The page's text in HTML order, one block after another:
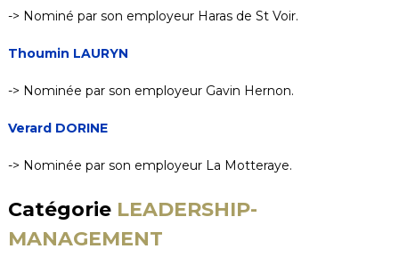
-> Nominé par son employeur Haras de St Voir.
Thoumin LAURYN
-> Nominée par son employeur Gavin Hernon.
Verard DORINE
-> Nominée par son employeur La Motteraye.
Catégorie LEADERSHIP-
MANAGEMENT